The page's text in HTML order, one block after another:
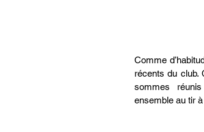
Comme
récents du club.
sommes
ensemble au tir à